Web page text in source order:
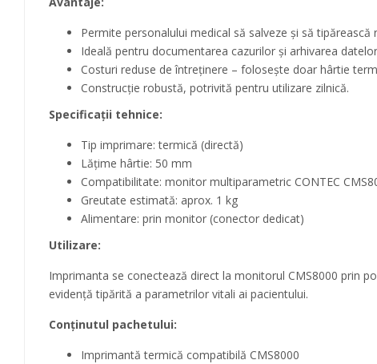
Permite personalului medical să salveze și să tipărească
Ideală pentru documentarea cazurilor și arhivarea
Costuri reduse de întreținere – folosește doar hârtie
Construcție robustă, potrivită pentru utilizare zilnică.
Specificații tehnice:
Tip imprimare: termică (directă)
Lățime hârtie: 50 mm
Compatibilitate: monitor multiparametric CONTEC
Greutate estimată: aprox. 1 kg
Alimentare: prin monitor (conector dedicat)
Utilizare:
Imprimanta se conectează direct la monitorul CMS8000 prin
evidență tipărită a parametrilor vitali ai pacientului.
Conținutul pachetului:
Imprimantă termică compatibilă CMS8000